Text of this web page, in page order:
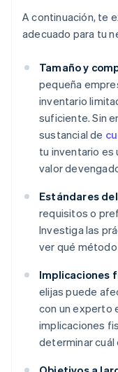
A continuación, te
adecuado para tu
Tamaño y
pequeña
inventario
suficiente. Sin
sustancial de
tu inventario
valor
Estándares
requisitos o
Investiga las
ver qué método
Implicaciones
elijas puede
con un experto
implicaciones
determinar cuál